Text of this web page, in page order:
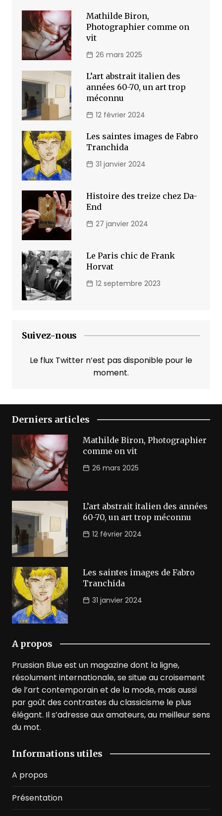
Mathilde Biron,
Photographier comme on
vit
26 mars 2025
L’art abstrait italien des
années 60-70, un art trop
méconnu
12 février 2024
Les saintes images de Fabro
Tranchida
31 janvier 2024
Histoire des treize chez Da-
End
27 janvier 2024
Le Paris chic de Frank
Horvat
12 septembre 2023
Suivez-nous
Le flux Twitter n’est pas disponible pour le
moment.
Derniers articles
Mathilde Biron, Photographier
comme on vit
26 mars 2025
L’art abstrait italien des années
60-70, un art trop méconnu
12 février 2024
Les saintes images de Fabro
Tranchida
31 janvier 2024
A propos
Prussian Blue est un magazine dont la ligne,
résolument internationale, se situe au croisement
de l’art contemporain et de la mode, mais aussi
par goût des contrastes du classicisme le plus
élégant. Il s’adresse aux amateurs, au meilleur sens
du mot.
Informations utiles
A propos
Présentation